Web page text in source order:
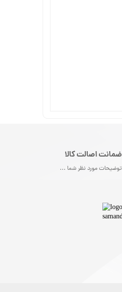
ضمانت اصالت کالا
توضیحات مورد نظر شما ...